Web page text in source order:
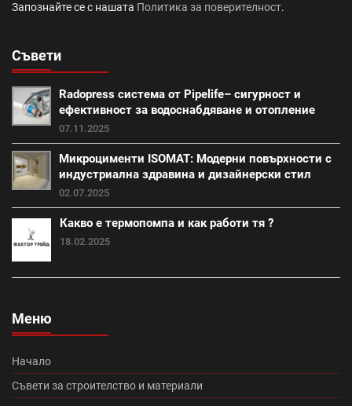
саниране (21)
Промоция работни инструменти и помощни средства
(28)
външна изолация (18) фибран (23)
Класик (15) Покривна система Тондах (22)
Промоция вата (20)
Итонг размери (18) Винеам (13)
Промоция електроматериали (1)
Македо (12) цигли цена (11)
Запознайте се с нашата Политика за поверителност.
Съвети
Radopress система от Pipelife– сигурност и
ефективност за водоснабдяване и отопление
07.11.2025
Микроцименти ISOMAT: Модерни повърхности с
индустриална здравина и дизайнерски стил
02.07.2025
Какво е термопомпа и как работи тя ?
18.02.2025
Меню
Начало
Съвети за строителство и материали